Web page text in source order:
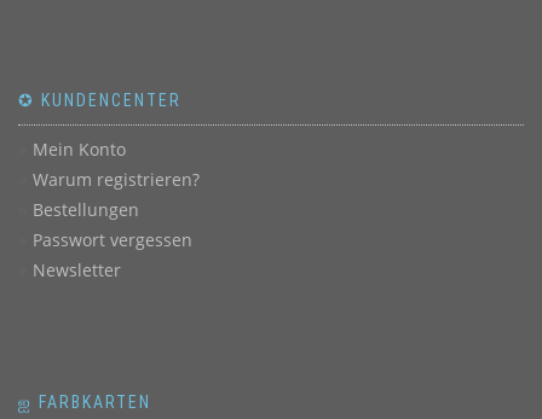
✪ KUNDENCENTER
Mein Konto
Warum registrieren?
Bestellungen
Passwort vergessen
Newsletter
ஐ FARBKARTEN